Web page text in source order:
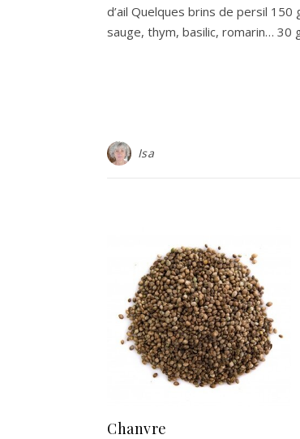
d’ail Quelques brins de persil
sauge, thym, basilic, romarin… 30
Isa
Chanvre